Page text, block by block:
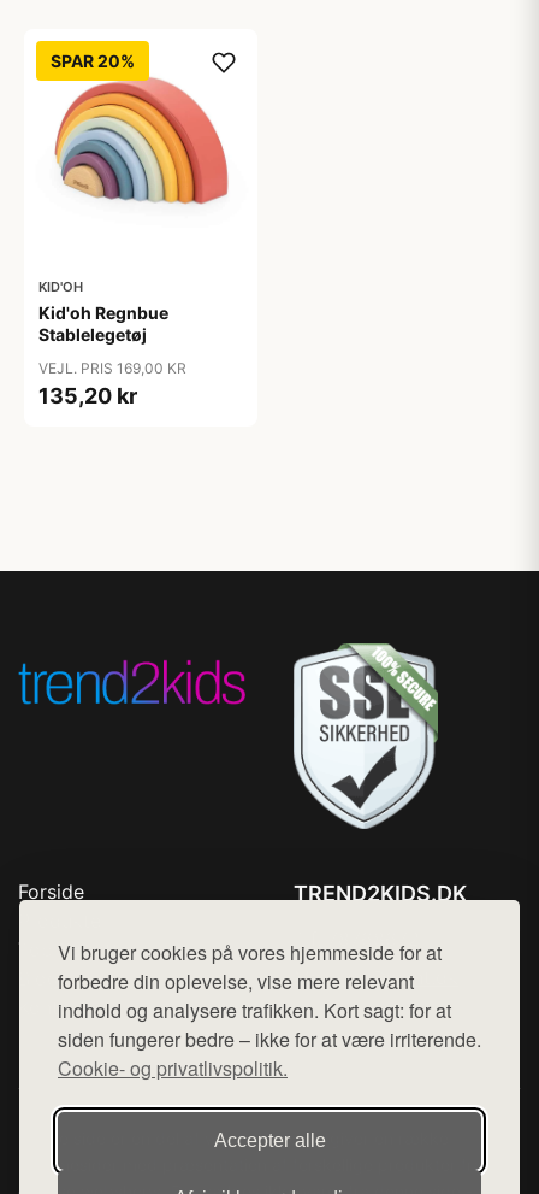
Vi bruger cookies på vores hjemmeside for at
forbedre din oplevelse, vise mere relevant
indhold og analysere trafikken. Kort sagt: for at
siden fungerer bedre – ikke for at være irriterende.
Cookie- og privatlivspolitik.
Accepter alle
SPAR 20%
KID'OH
Kid'oh Regnbue
Stablelegetøj
VEJL. PRIS 169,00 KR
135,20 kr
Forside
Top Rabatter
Blog
Kontakt
TREND2KIDS.DK
Mail: hej@want.dk
Cookie- og privatlivspolitik
Denne side er en del af want.dk, der udgiver en række
hjemmesider med præsentation af forskellige produkter fra